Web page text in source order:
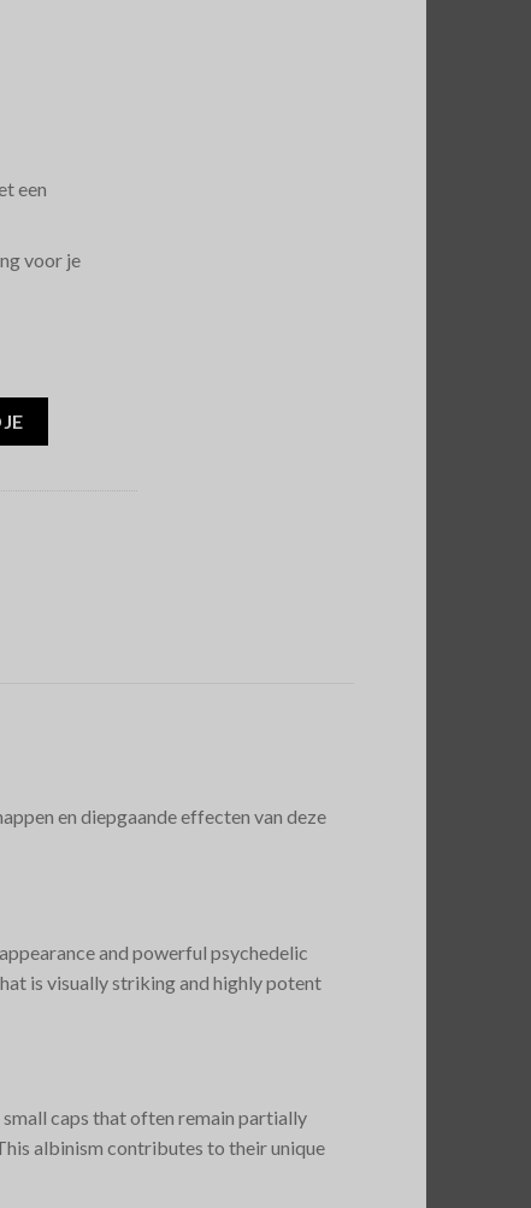
een
voor je
en diepgaande effecten van deze
and powerful psychedelic
is visually striking and highly potent​
caps that often remain partially
albinism contributes to their unique